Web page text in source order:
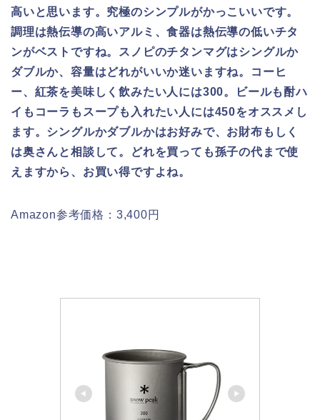
高いと思います。究極のシンプルがかっこいいです。
調理は熱伝導の高いアルミ、食器は熱伝導の低いチタ
ンがベストですね。スノピのチタンマグはシングルか
ダブルか、容量はどれがいいか迷いますね。コーヒ
ー、紅茶を美味しく飲みたい人には300。ビールも酎ハ
イもコーラもスープも入れたい人には450をオススメし
ます。シングルかダブルかはお好みで、お財布もしく
は奥さんと相談して。どれを買っても孫子の代まで使
えますから、お買い得ですよね。
Amazon参考価格：3,400円